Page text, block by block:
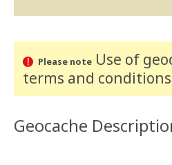
Please noteUse of
terms and conditions
Geocache